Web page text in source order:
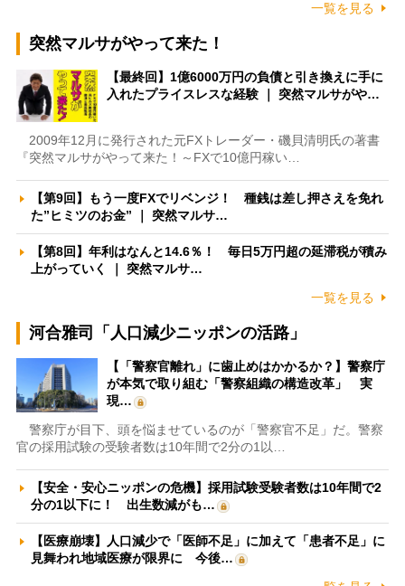
一覧を見る
突然マルサがやって来た！
【最終回】1億6000万円の負債と引き換えに手に
入れたプライスレスな経験 ｜ 突然マルサがや…
2009年12月に発行された元FXトレーダー・磯貝清明氏の著書
『突然マルサがやって来た！～FXで10億円稼い…
【第9回】もう一度FXでリベンジ！ 種銭は差し押さえを免れ
た”ヒミツのお金” ｜ 突然マルサ…
【第8回】年利はなんと14.6％！ 毎日5万円超の延滞税が積み
上がっていく ｜ 突然マルサ…
一覧を見る
河合雅司「人口減少ニッポンの活路」
【「警察官離れ」に歯止めはかかるか？】警察庁
が本気で取り組む「警察組織の構造改革」 実
現…
警察庁が目下、頭を悩ませているのが「警察官不足」だ。警察
官の採用試験の受験者数は10年間で2分の1以…
【安全・安心ニッポンの危機】採用試験受験者数は10年間で2
分の1以下に！ 出生数減がも…
【医療崩壊】人口減少で「医師不足」に加えて「患者不足」に
見舞われ地域医療が限界に 今後…